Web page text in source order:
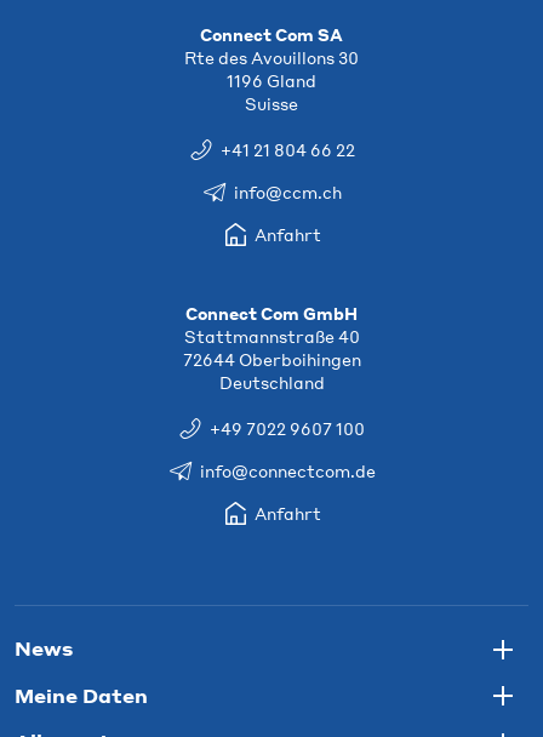
Connect Com SA
Rte des Avouillons 30
1196 Gland
Suisse
+41 21 804 66 22
info@ccm.ch
Anfahrt
Connect Com GmbH
Stattmannstraße 40
72644 Oberboihingen
Deutschland
+49 7022 9607 100
info@connectcom.de
Anfahrt
News
Meine Daten